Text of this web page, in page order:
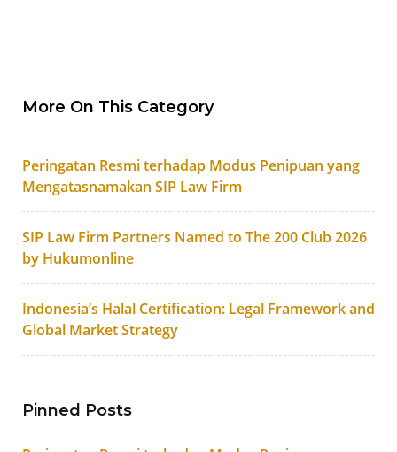
More On This Category
Peringatan Resmi terhadap Modus Penipuan yang
Mengatasnamakan SIP Law Firm
SIP Law Firm Partners Named to The 200 Club 2026
by Hukumonline
Indonesia’s Halal Certification: Legal Framework and
Global Market Strategy
Pinned Posts